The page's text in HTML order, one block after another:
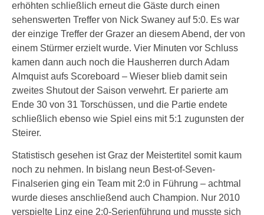
erhöhten schließlich erneut die Gäste durch einen
sehenswerten Treffer von Nick Swaney auf 5:0. Es war
der einzige Treffer der Grazer an diesem Abend, der von
einem Stürmer erzielt wurde. Vier Minuten vor Schluss
kamen dann auch noch die Hausherren durch Adam
Almquist aufs Scoreboard – Wieser blieb damit sein
zweites Shutout der Saison verwehrt. Er parierte am
Ende 30 von 31 Torschüssen, und die Partie endete
schließlich ebenso wie Spiel eins mit 5:1 zugunsten der
Steirer.
Statistisch gesehen ist Graz der Meistertitel somit kaum
noch zu nehmen. In bislang neun Best-of-Seven-
Finalserien ging ein Team mit 2:0 in Führung – achtmal
wurde dieses anschließend auch Champion. Nur 2010
verspielte Linz eine 2:0-Serienführung und musste sich